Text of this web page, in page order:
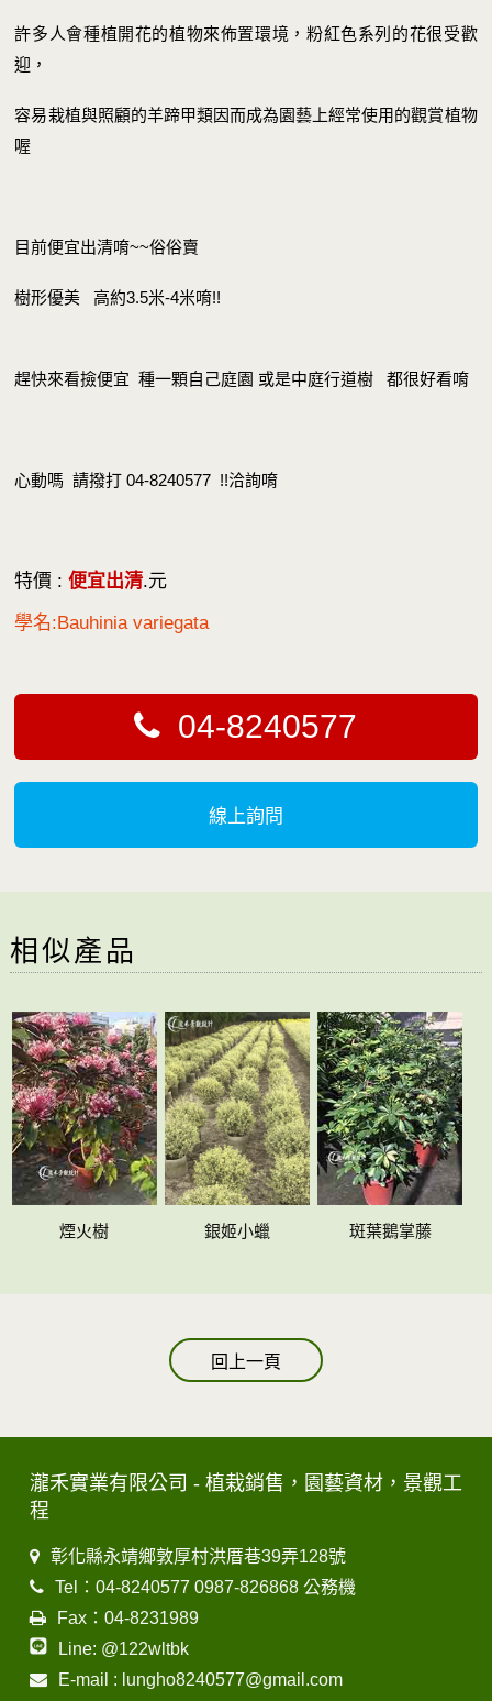
許多人會種植開花的植物來佈置環境，粉紅色系列的花很受歡
迎，
容易栽植與照顧的羊蹄甲類因而成為園藝上經常使用的觀賞植物
喔
目前便宜出清唷~~俗俗賣
樹形優美 高約3.5米-4米唷!!
趕快來看撿便宜 種一顆自己庭園 或是中庭行道樹 都很好看唷
心動嗎 請撥打 04-8240577 !!洽詢唷
特價 :便宜出清.元
學名:Bauhinia variegata
04-8240577
線上詢問
相似產品
煙火樹 銀姬小蠟 斑葉鵝掌藤
回上一頁
瀧禾實業有限公司 - 植栽銷售，園藝資材，景觀工
程
彰化縣永靖鄉敦厚村洪厝巷39弄128號
Tel：04-8240577 0987-826868 公務機
Fax：04-8231989
Line: @122wltbk
E-mail : lungho8240577@gmail.com